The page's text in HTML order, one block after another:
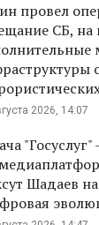
провел
СБ, на
2026, 14:07
Шадаев